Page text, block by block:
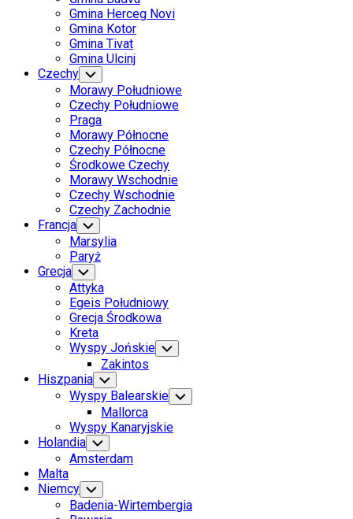
Gmina Herceg Novi
Gmina Kotor
Gmina Tivat
Gmina Ulcinj
Czechy Toggle
Child
Menu
Morawy Południowe
Czechy Południowe
Praga
Morawy Północne
Czechy Północne
Środkowe Czechy
Morawy Wschodnie
Czechy Wschodnie
Czechy Zachodnie
Francja Toggle
Child
Menu
Marsylia
Paryż
Current
Page
Parent
Grecja Toggle
Child
Menu
Attyka
Current
Page
Parent
Egeis Południowy
Grecja Środkowa
Kreta
Wyspy Jońskie Toggle
Child
Zakintos
Hiszpania Toggle
Child
Menu
Wyspy Balearskie Toggle
Child
Mallorca
Wyspy Kanaryjskie
Holandia Toggle
Child
Menu
Amsterdam
Malta
Niemcy Toggle
Child
Menu
Badenia-Wirtembergia